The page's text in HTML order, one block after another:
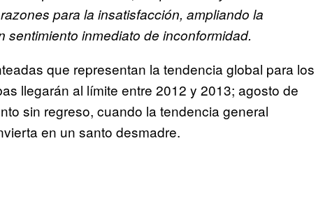
para la insatisfacción, ampliando la
inmediato de inconformidad.
que representan la tendencia global para los
llegarán al límite entre 2012 y 2013; agosto de
sin regreso, cuando la tendencia general
en un santo desmadre.